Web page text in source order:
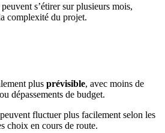
s’étirer sur plusieurs mois,
complexité du projet.
plus prévisible, avec moins de
dépassements de budget.
fluctuer plus facilement selon les
choix en cours de route.